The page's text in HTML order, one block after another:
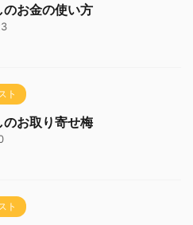
のお金の使い方
ト
のお取り寄せ梅
ト